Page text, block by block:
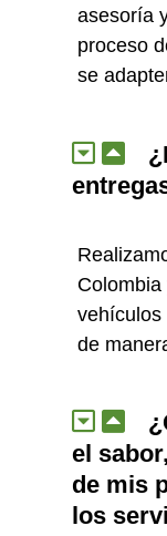
asesoría
proceso
se
vehículos
de
el
de mis
los